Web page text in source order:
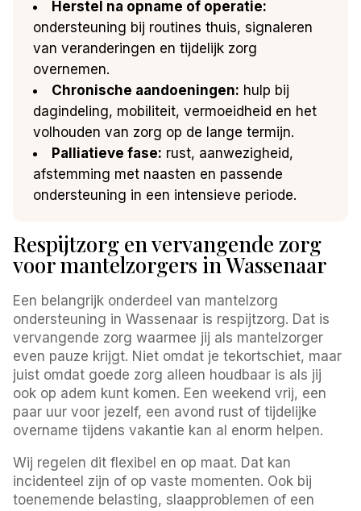
Herstel na opname of operatie:
ondersteuning bij routines thuis, signaleren
van veranderingen en tijdelijk zorg
overnemen.
Chronische aandoeningen: hulp bij
dagindeling, mobiliteit, vermoeidheid en het
volhouden van zorg op de lange termijn.
Palliatieve fase: rust, aanwezigheid,
afstemming met naasten en passende
ondersteuning in een intensieve periode.
Respijtzorg en vervangende zorg
voor mantelzorgers in Wassenaar
Een belangrijk onderdeel van mantelzorg
ondersteuning in Wassenaar is respijtzorg. Dat is
vervangende zorg waarmee jij als mantelzorger
even pauze krijgt. Niet omdat je tekortschiet, maar
juist omdat goede zorg alleen houdbaar is als jij
ook op adem kunt komen. Een weekend vrij, een
paar uur voor jezelf, een avond rust of tijdelijke
overname tijdens vakantie kan al enorm helpen.
Wij regelen dit flexibel en op maat. Dat kan
incidenteel zijn of op vaste momenten. Ook bij
toenemende belasting, slaapproblemen of een